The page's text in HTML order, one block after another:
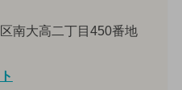
南大高二丁目450番地